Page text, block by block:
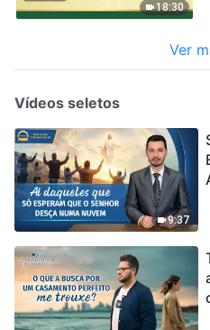
18:30
Ver
Vídeos seletos
9:37